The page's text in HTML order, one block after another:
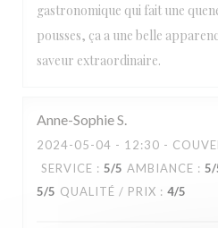
gastronomique qui fait une
pousses, ça a une belle
saveur extraordinaire.
Anne-SophieS
2024-05-04 - 12:30 -
SERVICE : 5/5 AMBIANCE : 5/
5/5 QUALITÉ / PRIX : 4/5